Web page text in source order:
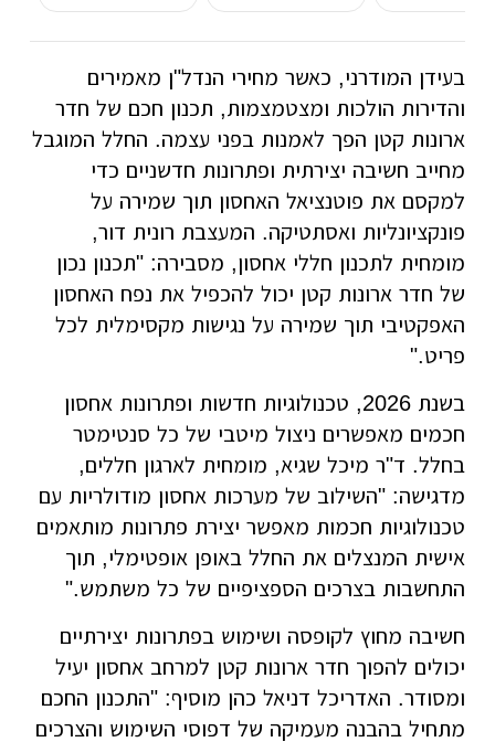
בעידן המודרני, כאשר מחירי הנדל"ן מאמירים
והדירות הולכות ומצטמצמות, תכנון חכם של חדר
ארונות קטן הפך לאמנות בפני עצמה. החלל המוגבל
מחייב חשיבה יצירתית ופתרונות חדשניים כדי
למקסם את פוטנציאל האחסון תוך שמירה על
פונקציונליות ואסתטיקה. המעצבת רונית דור,
מומחית לתכנון חללי אחסון, מסבירה: "תכנון נכון
של חדר ארונות קטן יכול להכפיל את נפח האחסון
האפקטיבי תוך שמירה על נגישות מקסימלית לכל
פריט."
בשנת 2026, טכנולוגיות חדשות ופתרונות אחסון
חכמים מאפשרים ניצול מיטבי של כל סנטימטר
בחלל. ד"ר מיכל שגיא, מומחית לארגון חללים,
מדגישה: "השילוב של מערכות אחסון מודולריות עם
טכנולוגיות חכמות מאפשר יצירת פתרונות מותאמים
אישית המנצלים את החלל באופן אופטימלי, תוך
התחשבות בצרכים הספציפיים של כל משתמש."
חשיבה מחוץ לקופסה ושימוש בפתרונות יצירתיים
יכולים להפוך חדר ארונות קטן למרחב אחסון יעיל
ומסודר. האדריכל דניאל כהן מוסיף: "התכנון החכם
מתחיל בהבנה מעמיקה של דפוסי השימוש והצרכים